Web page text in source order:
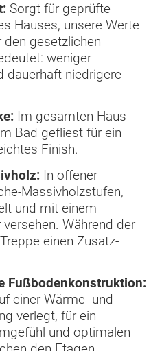
Sorgt für geprüfte
Hauses, unsere Werte
den gesetzlichen
weniger
dauerhaft niedrigere
Im gesamten Haus
Bad gefliest für ein
Finish.
In offener
Massivholzstufen,
und mit einem
Während der
einen Zusatz-
Fußbodenkonstruktion:
einer Wärme- und
verlegt, für ein
und optimalen